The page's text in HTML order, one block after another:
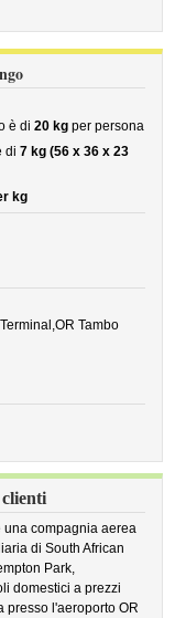
è di20 kg per persona
di7 kg (56 x 36 x 23
kg
Tambo
una compagnia aerea
di South African
Park,
domestici a prezzi
presso l'aeroporto OR